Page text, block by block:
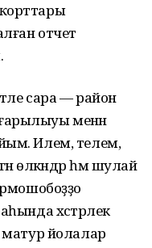
отчет
сара — район
менән
Илем, телем,
өлкәндәр һәм шулай
хәстәрлек
йолалар